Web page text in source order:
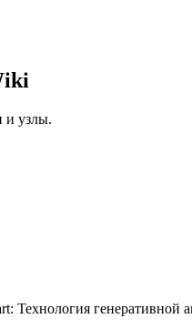
и узлы.
Технология генеративной